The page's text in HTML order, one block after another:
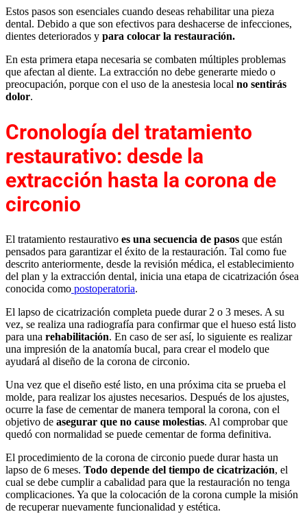
Estos pasos son esenciales cuando deseas rehabilitar una pieza
dental. Debido a que son efectivos para deshacerse de infecciones,
dientes deteriorados y para colocar la restauración.
En esta primera etapa necesaria se combaten múltiples problemas
que afectan al diente. La extracción no debe generarte miedo o
preocupación, porque con el uso de la anestesia local no sentirás
dolor.
Cronología del tratamiento
restaurativo: desde la
extracción hasta la corona de
circonio
El tratamiento restaurativo es una secuencia de pasos que están
pensados para garantizar el éxito de la restauración. Tal como fue
descrito anteriormente, desde la revisión médica, el establecimiento
del plan y la extracción dental, inicia una etapa de cicatrización ósea
conocida como postoperatoria.
El lapso de cicatrización completa puede durar 2 o 3 meses. A su
vez, se realiza una radiografía para confirmar que el hueso está listo
para una rehabilitación. En caso de ser así, lo siguiente es realizar
una impresión de la anatomía bucal, para crear el modelo que
ayudará al diseño de la corona de circonio.
Una vez que el diseño esté listo, en una próxima cita se prueba el
molde, para realizar los ajustes necesarios. Después de los ajustes,
ocurre la fase de cementar de manera temporal la corona, con el
objetivo de asegurar que no cause molestias. Al comprobar que
quedó con normalidad se puede cementar de forma definitiva.
El procedimiento de la corona de circonio puede durar hasta un
lapso de 6 meses. Todo depende del tiempo de cicatrización, el
cual se debe cumplir a cabalidad para que la restauración no tenga
complicaciones. Ya que la colocación de la corona cumple la misión
de recuperar nuevamente funcionalidad y estética.